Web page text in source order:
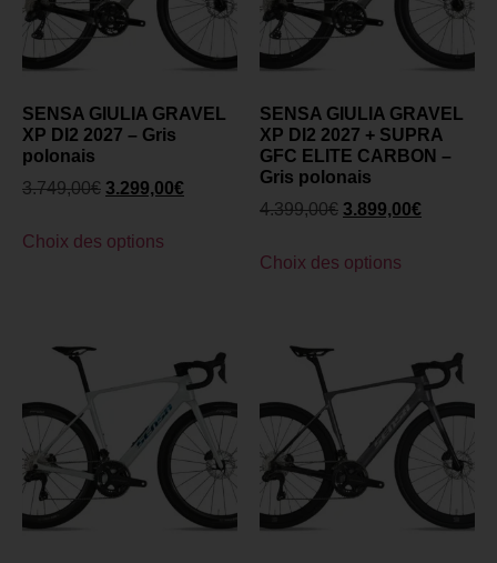
SENSA GIULIA GRAVEL
XP DI2 2027 – Gris
polonais
3.749,00€ 3.299,00€
Choix des options
SENSA GIULIA GRAVEL
XP DI2 2027 + SUPRA
GFC ELITE CARBON –
Gris polonais
4.399,00€ 3.899,00€
Choix des options